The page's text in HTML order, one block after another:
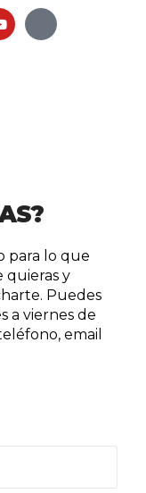
para lo que
quieras y
Puedes
a viernes de
email